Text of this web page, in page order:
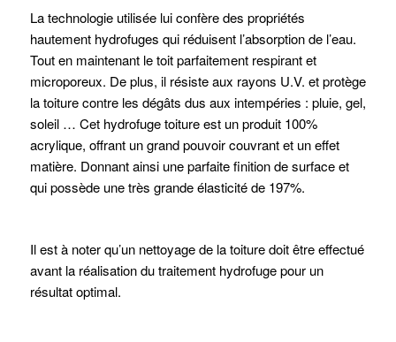
La technologie utilisée lui confère des propriétés
hautement hydrofuges qui réduisent l’absorption de l’eau.
Tout en maintenant le toit parfaitement respirant et
microporeux. De plus, il résiste aux rayons U.V. et protège
la toiture contre les dégâts dus aux intempéries : pluie, gel,
soleil … Cet hydrofuge toiture est un produit 100%
acrylique, offrant un grand pouvoir couvrant et un effet
matière. Donnant ainsi une parfaite finition de surface et
qui possède une très grande élasticité de 197%.
Il est à noter qu’un nettoyage de la toiture doit être effectué
avant la réalisation du traitement hydrofuge pour un
résultat optimal.